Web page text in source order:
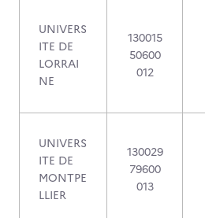
UNIVERS
ITE DE
LORRAI
NE
130015
50600
012
UNIVERS
ITE DE
MONTPE
LLIER
130029
79600
013